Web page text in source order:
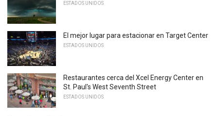
ESTADOS UNIDOS
El mejor lugar para estacionar en Target Center
ESTADOS UNIDOS
Restaurantes cerca del Xcel Energy Center en
St. Paul's West Seventh Street
ESTADOS UNIDOS